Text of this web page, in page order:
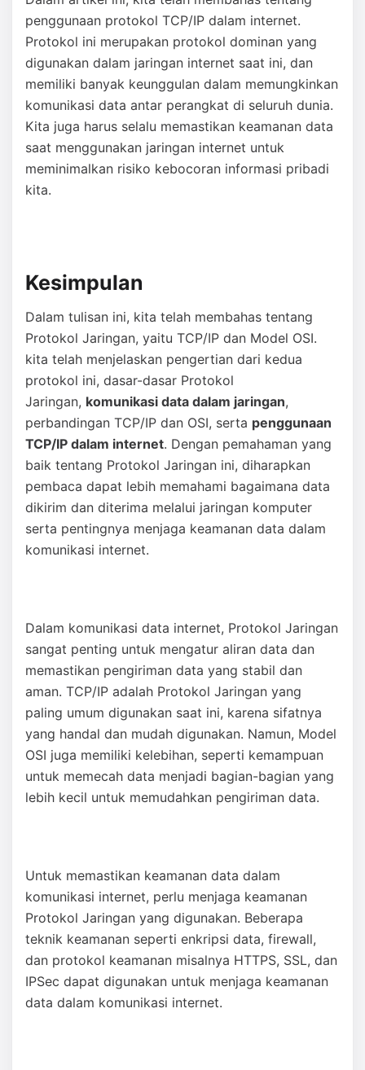
penggunaan protokol TCP/IP dalam internet.
Protokol ini merupakan protokol dominan yang
digunakan dalam jaringan internet saat ini, dan
memiliki banyak keunggulan dalam memungkinkan
komunikasi data antar perangkat di seluruh dunia.
Kita juga harus selalu memastikan keamanan data
saat menggunakan jaringan internet untuk
meminimalkan risiko kebocoran informasi pribadi
kita.
Kesimpulan
Dalam tulisan ini, kita telah membahas tentang
Protokol Jaringan, yaitu TCP/IP dan Model OSI.
kita telah menjelaskan pengertian dari kedua
protokol ini, dasar-dasar Protokol
Jaringan, komunikasi data dalam jaringan,
perbandingan TCP/IP dan OSI, serta penggunaan
TCP/IP dalam internet. Dengan pemahaman yang
baik tentang Protokol Jaringan ini, diharapkan
pembaca dapat lebih memahami bagaimana data
dikirim dan diterima melalui jaringan komputer
serta pentingnya menjaga keamanan data dalam
komunikasi internet.
Dalam komunikasi data internet, Protokol Jaringan
sangat penting untuk mengatur aliran data dan
memastikan pengiriman data yang stabil dan
aman. TCP/IP adalah Protokol Jaringan yang
paling umum digunakan saat ini, karena sifatnya
yang handal dan mudah digunakan. Namun, Model
OSI juga memiliki kelebihan, seperti kemampuan
untuk memecah data menjadi bagian-bagian yang
lebih kecil untuk memudahkan pengiriman data.
Untuk memastikan keamanan data dalam
komunikasi internet, perlu menjaga keamanan
Protokol Jaringan yang digunakan. Beberapa
teknik keamanan seperti enkripsi data, firewall,
dan protokol keamanan misalnya HTTPS, SSL, dan
IPSec dapat digunakan untuk menjaga keamanan
data dalam komunikasi internet.